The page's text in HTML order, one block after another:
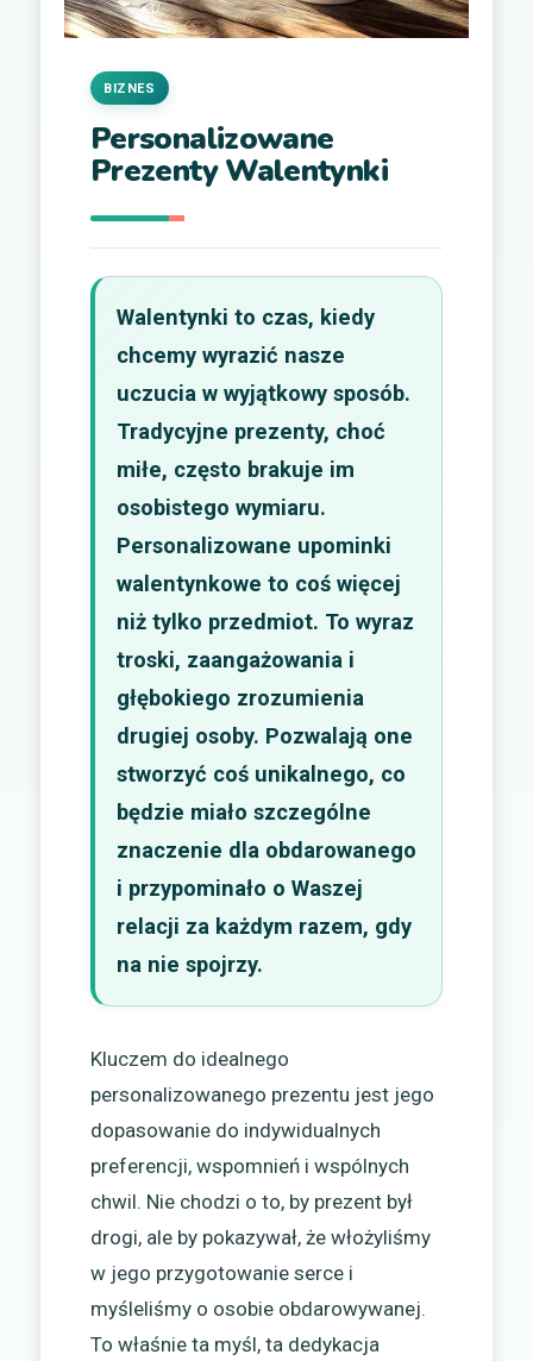
Personalizowane
Prezenty Walentynki
BIZNES
Walentynki to czas, kiedy
chcemy wyrazić nasze
uczucia w wyjątkowy sposób.
Tradycyjne prezenty, choć
miłe, często brakuje im
osobistego wymiaru.
Personalizowane upominki
walentynkowe to coś więcej
niż tylko przedmiot. To wyraz
troski, zaangażowania i
głębokiego zrozumienia
drugiej osoby. Pozwalają one
stworzyć coś unikalnego, co
będzie miało szczególne
znaczenie dla obdarowanego
i przypominało o Waszej
relacji za każdym razem, gdy
na nie spojrzy.
Kluczem do idealnego
personalizowanego prezentu jest jego
dopasowanie do indywidualnych
preferencji, wspomnień i wspólnych
chwil. Nie chodzi o to, by prezent był
drogi, ale by pokazywał, że włożyliśmy
w jego przygotowanie serce i
myśleliśmy o osobie obdarowywanej.
To właśnie ta myśl, ta dedykacja